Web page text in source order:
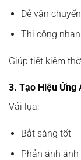
Dễ vận chuyển
Thi công
Giúp tiết kiệm
3. Tạo Hiệu Ứng
Vải lụa:
Bắt sáng tốt
Phản ánh